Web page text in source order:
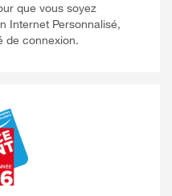
que vous soyez
Internet Personnalisé,
de connexion.